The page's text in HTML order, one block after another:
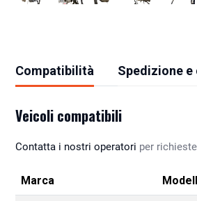
Compatibilità Spedizione e
Veicoli compatibili
Contatta i nostri operatori per
Marca